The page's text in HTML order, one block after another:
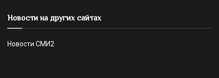
Новости на других сайтах
Новости СМИ2